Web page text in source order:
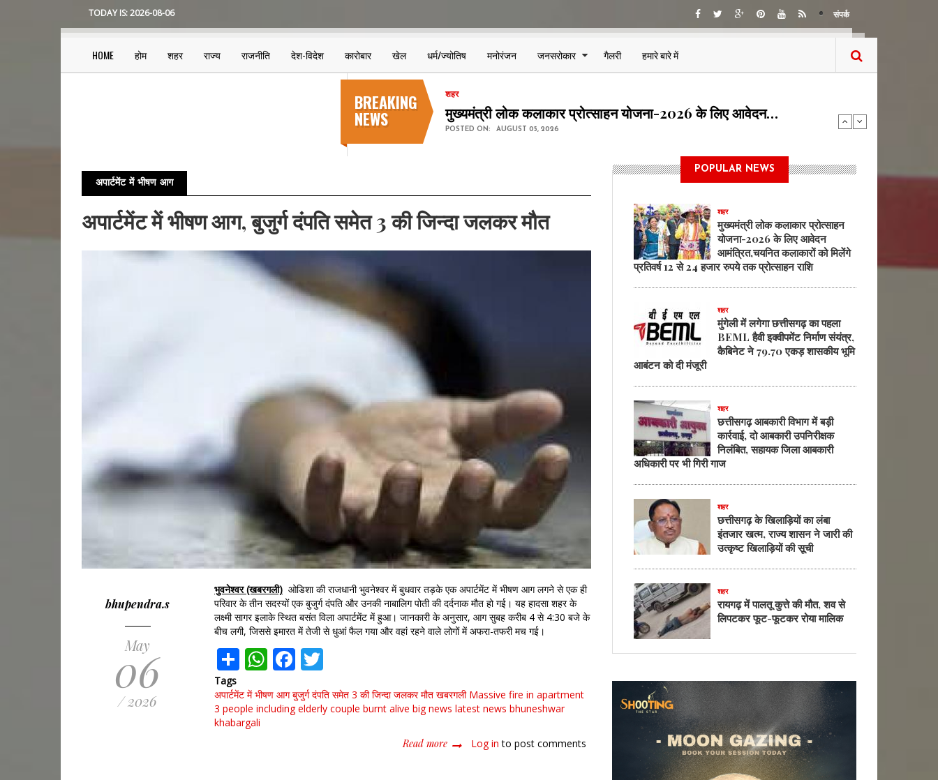
TODAY IS:2026-08-06 संपर्क
Main
HOME होम शहर राज्य राजनीति देश-विदेश कारोबार खेल धर्म/ज्योतिष मनोरंजन जनसरोकार गैलरी हमारे बारे में
BREAKING
NEWS
शहर
मुंगेली में लगेगा छत्तीसगढ़ का पहला BEML हैवी इक्वीपमेंट…
POSTED ON: AUGUST 05, 2026
अपार्टमेंट में भीषण आग
अपार्टमेंट में भीषण आग, बुजुर्ग दंपति समेत 3 की जिन्दा जलकर मौत
bhupendra.s
May
06
/ 2026
भुवनेश्वर (खबरगली) ओडिशा की राजधानी भुवनेश्वर में बुधवार तड़के एक अपार्टमेंट में भीषण आग लगने से एक ही
परिवार के तीन सदस्यों एक बुजुर्ग दंपति और उनकी नाबालिग पोती की दर्दनाक मौत हो गई। यह हादसा शहर के
लक्ष्मी सागर इलाके स्थित बसंत विला अपार्टमेंट में हुआ। जानकारी के अनुसार, आग सुबह करीब 4 से 4:30 बजे के
बीच लगी, जिससे इमारत में तेजी से धुआं फैल गया और वहां रहने वाले लोगों में अफरा-तफरी मच गई।
ShareWhatsApp
Facebook
Tags
अपार्टमेंट में भीषण आग बुजुर्ग दंपति समेत 3 की जिन्दा जलकर मौत खबरगली Massive fire in apartment
3 people including elderly couple burnt alive big news latest news bhuneshwar
khabargali
Read more about Log in to post comments
POPULAR NEWS
शहर
मुख्यमंत्री लोक कलाकार प्रोत्साहन
योजना-2026 के लिए आवेदन
आमंत्रित,चयनित कलाकारों को मिलेंगे
प्रतिवर्ष 12 से 24 हजार रुपये तक प्रोत्साहन राशि
शहर
मुंगेली में लगेगा छत्तीसगढ़ का पहला
BEML हैवी इक्वीपमेंट निर्माण संयंत्र,
कैबिनेट ने 79.70 एकड़ शासकीय भूमि
आबंटन को दी मंजूरी
शहर
छत्तीसगढ़ आबकारी विभाग में बड़ी
कार्रवाई, दो आबकारी उपनिरीक्षक
निलंबित, सहायक जिला आबकारी
अधिकारी पर भी गिरी गाज
शहर
छत्तीसगढ़ के खिलाड़ियों का लंबा
इंतजार खत्म, राज्य शासन ने जारी की
उत्कृष्ट खिलाड़ियों की सूची
शहर
रायगढ़ में पालतू कुत्ते की मौत, शव से
लिपटकर फूट-फूटकर रोया मालिक